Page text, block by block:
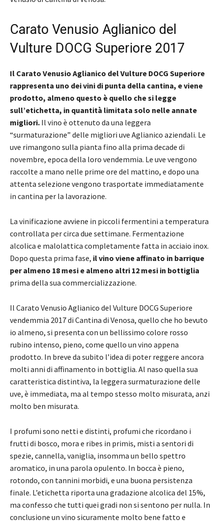
Carato Venusio Aglianico del
Vulture DOCG Superiore 2017
Il Carato Venusio Aglianico del Vulture DOCG Superiore
rappresenta uno dei vini di punta della cantina, e viene
prodotto, almeno questo è quello che si legge
sull’etichetta, in quantità limitata solo nelle annate
migliori. Il vino è ottenuto da una leggera
“surmaturazione” delle migliori uve Aglianico aziendali. Le
uve rimangono sulla pianta fino alla prima decade di
novembre, epoca della loro vendemmia. Le uve vengono
raccolte a mano nelle prime ore del mattino, e dopo una
attenta selezione vengono trasportate immediatamente
in cantina per la lavorazione.
La vinificazione avviene in piccoli fermentini a temperatura
controllata per circa due settimane. Fermentazione
alcolica e malolattica completamente fatta in acciaio inox.
Dopo questa prima fase, il vino viene affinato in barrique
per almeno 18 mesi e almeno altri 12 mesi in bottiglia
prima della sua commercializzazione.
Il Carato Venusio Aglianico del Vulture DOCG Superiore
vendemmia 2017 di Cantina di Venosa, quello che ho bevuto
io almeno, si presenta con un bellissimo colore rosso
rubino intenso, pieno, come quello un vino appena
prodotto. In breve da subito l’idea di poter reggere ancora
molti anni di affinamento in bottiglia. Al naso quella sua
caratteristica distintiva, la leggera surmaturazione delle
uve, è immediata, ma al tempo stesso molto misurata, anzi
molto ben misurata.
I profumi sono netti e distinti, profumi che ricordano i
frutti di bosco, mora e ribes in primis, misti a sentori di
spezie, cannella, vaniglia, insomma un bello spettro
aromatico, in una parola opulento. In bocca è pieno,
rotondo, con tannini morbidi, e una buona persistenza
finale. L’etichetta riporta una gradazione alcolica del 15%,
ma confesso che tutti quei gradi non si sentono per nulla. In
conclusione un vino sicuramente molto bene fatto e